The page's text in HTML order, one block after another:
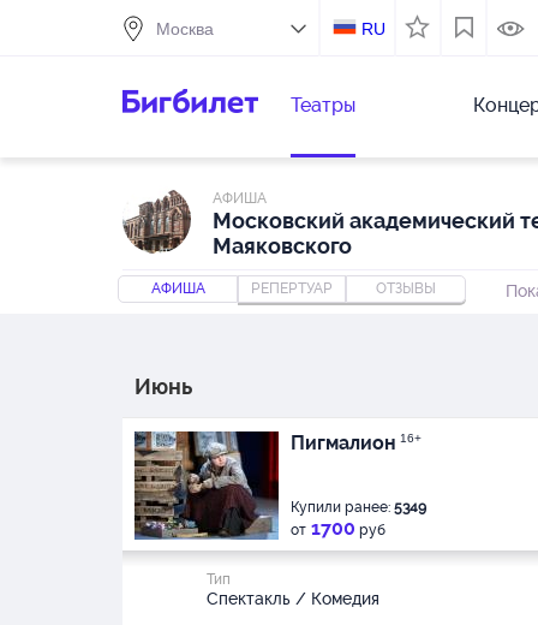
RU
Театры
АФИША
Московский академический
Маяковского
АФИША РЕПЕРТУАР ОТЗЫВЫ
Июнь
Пигмалион 16+
Купили ранее: 5349
от 1700 руб
Тип
Спектакль / Комедия